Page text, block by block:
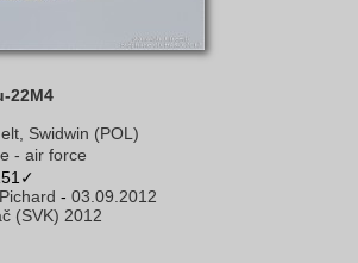
22M4
Swidwin (POL)
- air force
- 03.09.2012
(SVK) 2012